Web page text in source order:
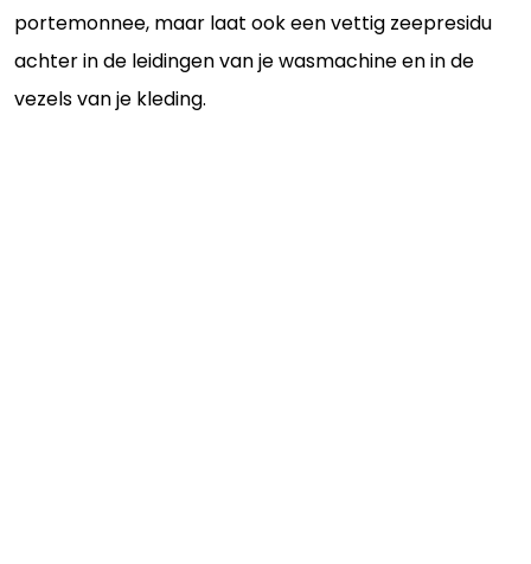
portemonnee, maar laat ook een vettig zeepresidu
achter in de leidingen van je wasmachine en in de
vezels van je kleding.